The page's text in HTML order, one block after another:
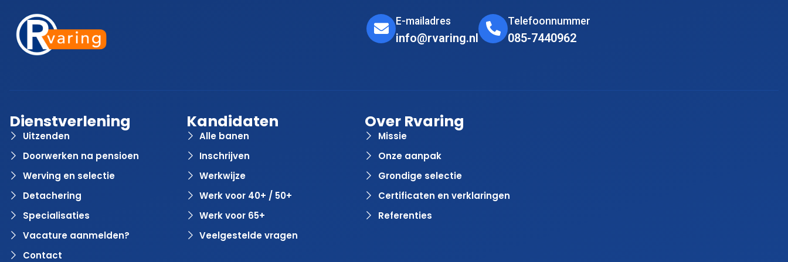
E-mailadres
info@rvaring.nl
Telefoonnummer
085-7440962
Dienstverlening
Uitzenden
Doorwerken na pensioen
Werving en selectie
Detachering
Specialisaties
Vacature aanmelden?
Contact
Kandidaten
Alle banen
Inschrijven
Werkwijze
Werk voor 40+ / 50+
Werk voor 65+
Veelgestelde vragen
Over Rvaring
Missie
Onze aanpak
Grondige selectie
Certificaten en verklaringen
Referenties